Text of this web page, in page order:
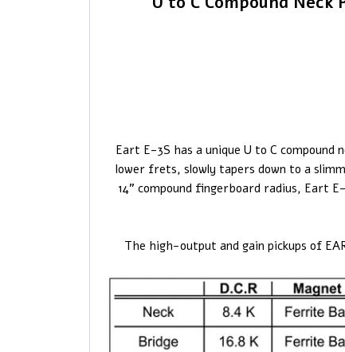
Eart E-3S has a unique U to C
lower frets, slowly tapers down to a
14” compound fingerboard radius, Eart
The high-output and gain pickups of